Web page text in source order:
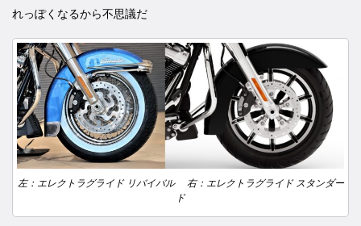
れっぽくなるから不思議だ
左：エレクトラグライド リバイバル 右：エレクトラグライド スタンダー
ド